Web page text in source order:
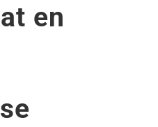
en